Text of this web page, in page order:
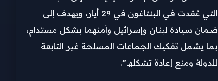
التي عُقدت في البنتاغون في 29 أيار، ويهدف إلى
ضمان سيادة لبنان وإسرائيل وأمنهما بشكل مستدام،
بما يشمل تفكيك الجماعات المسلحة غير التابعة
للدولة ومنع إعادة تشكلها”.